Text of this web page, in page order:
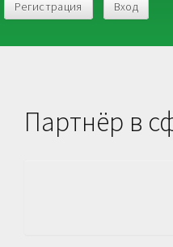
Регистрация Вход
Партнёр в